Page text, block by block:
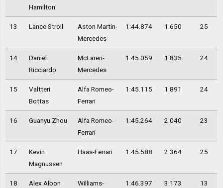
Hamilton
13 Lance Stroll
Aston Martin-
Mercedes
1:44.874 1.650 25
14
Daniel
Ricciardo
McLaren-
Mercedes
1:45.059 1.835 24
15
Valtteri
Bottas
Alfa Romeo-
Ferrari
1:45.115 1.891 24
16 Guanyu Zhou
Alfa Romeo-
Ferrari
1:45.264 2.040 23
17
Kevin
Magnussen
Haas-Ferrari 1:45.588 2.364 25
18 Alex Albon
Williams-
1:46.397 3.173 13